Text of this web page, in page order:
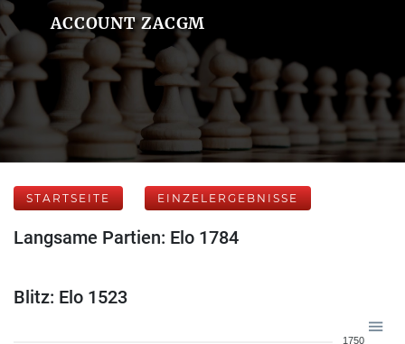
ACCOUNT ZACGM
STARTSEITE EINZELERGEBNISSE
Langsame Partien: Elo 1784
Blitz: Elo 1523
1750